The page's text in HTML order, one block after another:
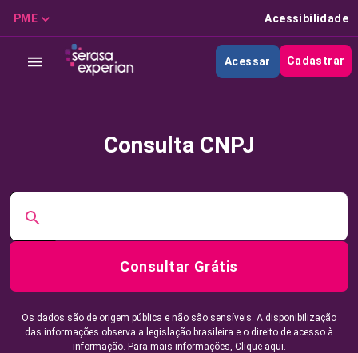
PME Acessibilidade
Acessar Cadastrar
Consulta CNPJ
Consultar Grátis
Os dados são de origem pública e não são sensíveis. A disponibilização
das informações observa a legislação brasileira e o direito de acesso à
informação. Para mais informações, Clique aqui.